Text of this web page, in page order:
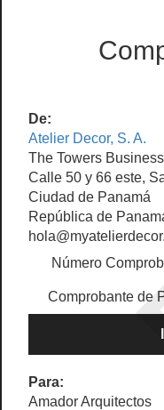
De:
Atelier Decor, S. A.
The Towers
Calle 50 y 66 este,
Ciudad de Panamá
República de
Número
Comprobante de
Para:
Amador Arquitectos